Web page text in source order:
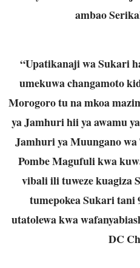
ambao
“Upatikanaji wa Sukari
umekuwa changamoto
Morogoro tu na mkoa
ya Jamhuri hii ya awamu
Jamhuri ya Muungano
Pombe Magufuli kwa
vibali ili tuweze kuagiza
tumepokea Sukari tani
utatolewa kwa
DC